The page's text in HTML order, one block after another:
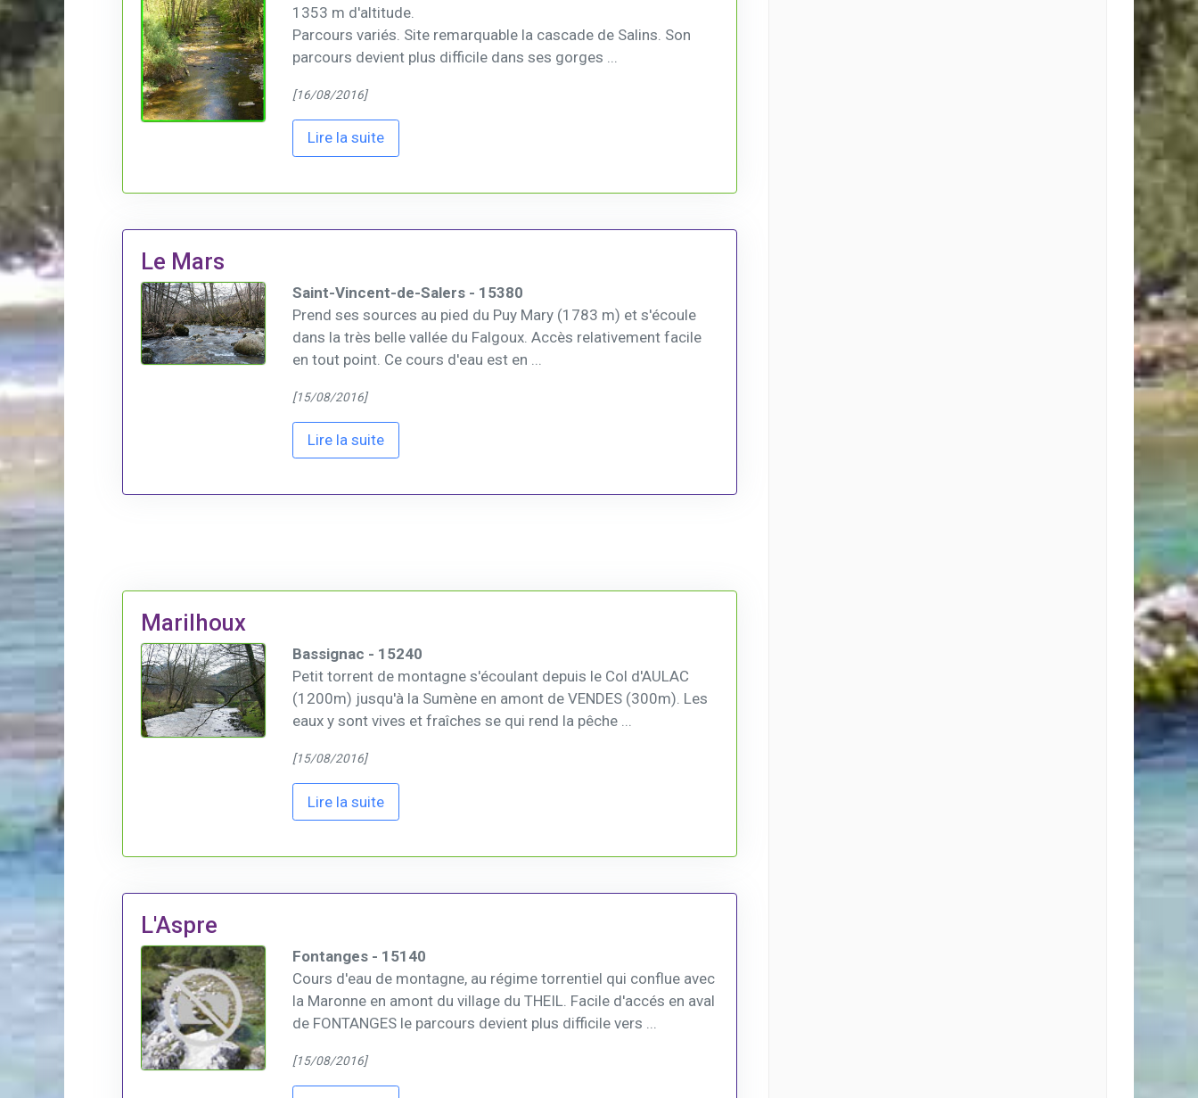
1353 m d'altitude.
Parcours variés. Site remarquable la cascade de Salins. Son
parcours devient plus difficile dans ses gorges ...
[16/08/2016]
Lire la suite
Le Mars
Saint-Vincent-de-Salers - 15380
Prend ses sources au pied du Puy Mary (1783 m) et s'écoule
dans la très belle vallée du Falgoux. Accès relativement facile
en tout point. Ce cours d'eau est en ...
[15/08/2016]
Lire la suite
Marilhoux
Bassignac - 15240
Petit torrent de montagne s'écoulant depuis le Col d'AULAC
(1200m) jusqu'à la Sumène en amont de VENDES (300m). Les
eaux y sont vives et fraîches se qui rend la pêche ...
[15/08/2016]
Lire la suite
L'Aspre
Fontanges - 15140
Cours d'eau de montagne, au régime torrentiel qui conflue avec
la Maronne en amont du village du THEIL. Facile d'accés en aval
de FONTANGES le parcours devient plus difficile vers ...
[15/08/2016]